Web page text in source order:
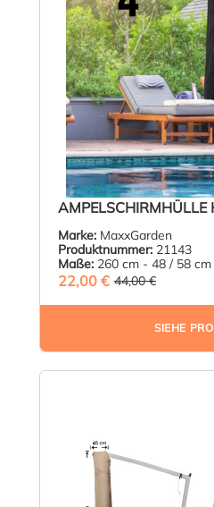
AMPELSCHIRMHÜLLE
Marke: MaxxGarden
Produktnummer: 21143
Maße: 260 cm - 48 / 58 cm
22,00 € 44,00 €(50%
SIEHE